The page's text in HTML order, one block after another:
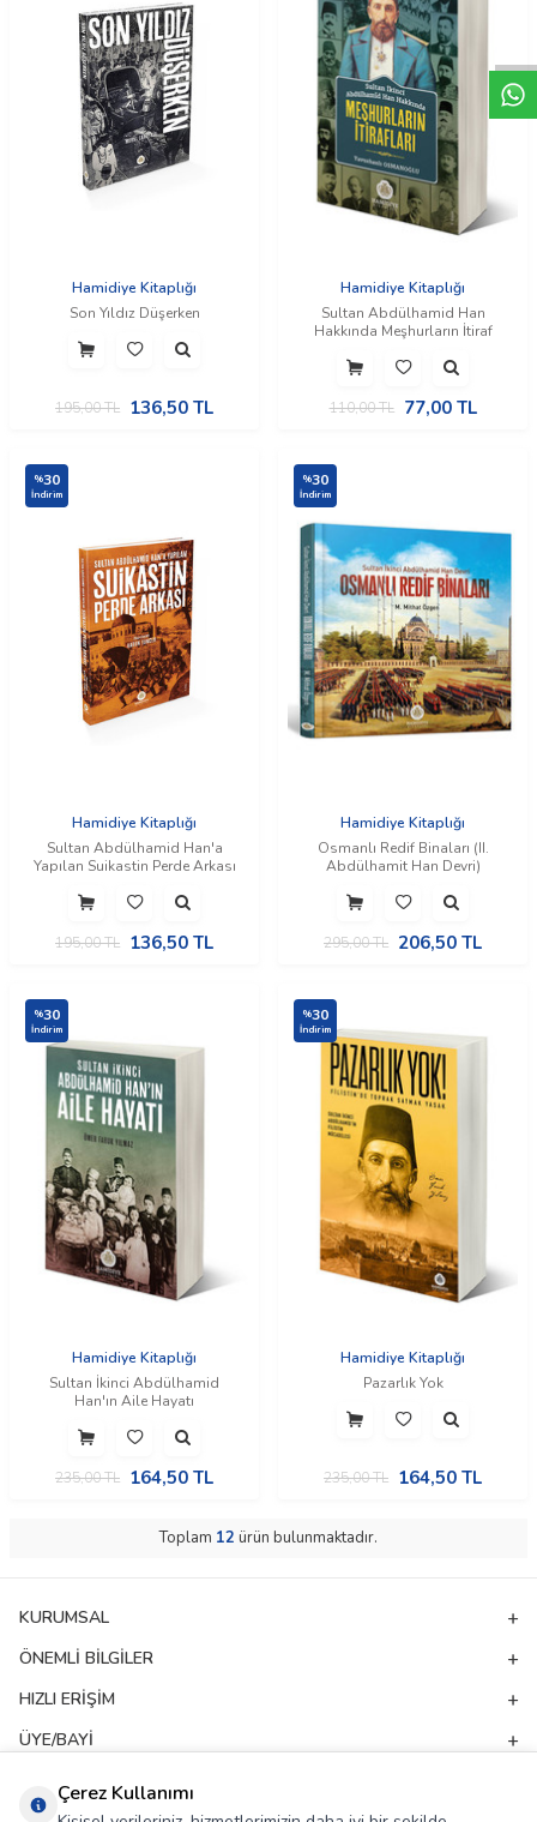
Hamidiye Kitaplığı
Son Yıldız Düşerken
195,00TL 136,50 TL
Hamidiye Kitaplığı
Sultan Abdülhamid Han
Hakkında Meşhurların İtiraf
110,00TL 77,00TL
%30
İndirim
Hamidiye Kitaplığı
Sultan Abdülhamid Han'a
Yapılan Suikastin Perde Arkası
195,00TL 136,50 TL
%30
İndirim
Hamidiye Kitaplığı
Osmanlı Redif Binaları (II.
Abdülhamit Han Devri)
295,00TL 206,50 TL
%30
İndirim
Hamidiye Kitaplığı
Sultan İkinci Abdülhamid
Han'ın Aile Hayatı
235,00TL 164,50 TL
%30
İndirim
Hamidiye Kitaplığı
Pazarlık Yok
235,00TL 164,50 TL
Toplam 12 ürün bulunmaktadır.
KURUMSAL
ÖNEMLI BILGILER
HIZLI ERIŞIM
ÜYE/BAYI
ADRES & İLETIŞIM
Çerez Kullanımı